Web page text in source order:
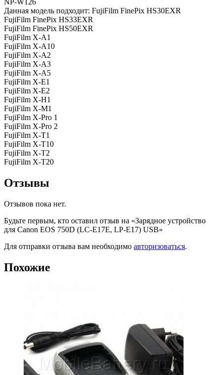
NP-W126
Данная модель подходит: FujiFilm FinePix HS30EXR
FujiFilm FinePix HS33EXR
FujiFilm FinePix HS50EXR
FujiFilm X-A1
FujiFilm X-A10
FujiFilm X-A2
FujiFilm X-A3
FujiFilm X-A5
FujiFilm X-E1
FujiFilm X-E2
FujiFilm X-H1
FujiFilm X-M1
FujiFilm X-Pro 1
FujiFilm X-Pro 2
FujiFilm X-T1
FujiFilm X-T10
FujiFilm X-T2
FujiFilm X-T20
Отзывы
Отзывов пока нет.
Будьте первым, кто оставил отзыв на «Зарядное устройство
для Canon EOS 750D (LC-E17E, LP-E17) USB»
Для отправки отзыва вам необходимо авторизоваться.
Похожие